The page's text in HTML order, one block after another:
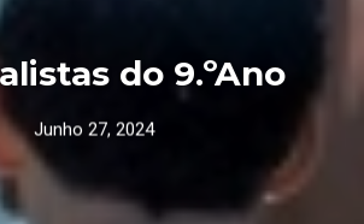
do 9.ºAno
Junho 27, 2024